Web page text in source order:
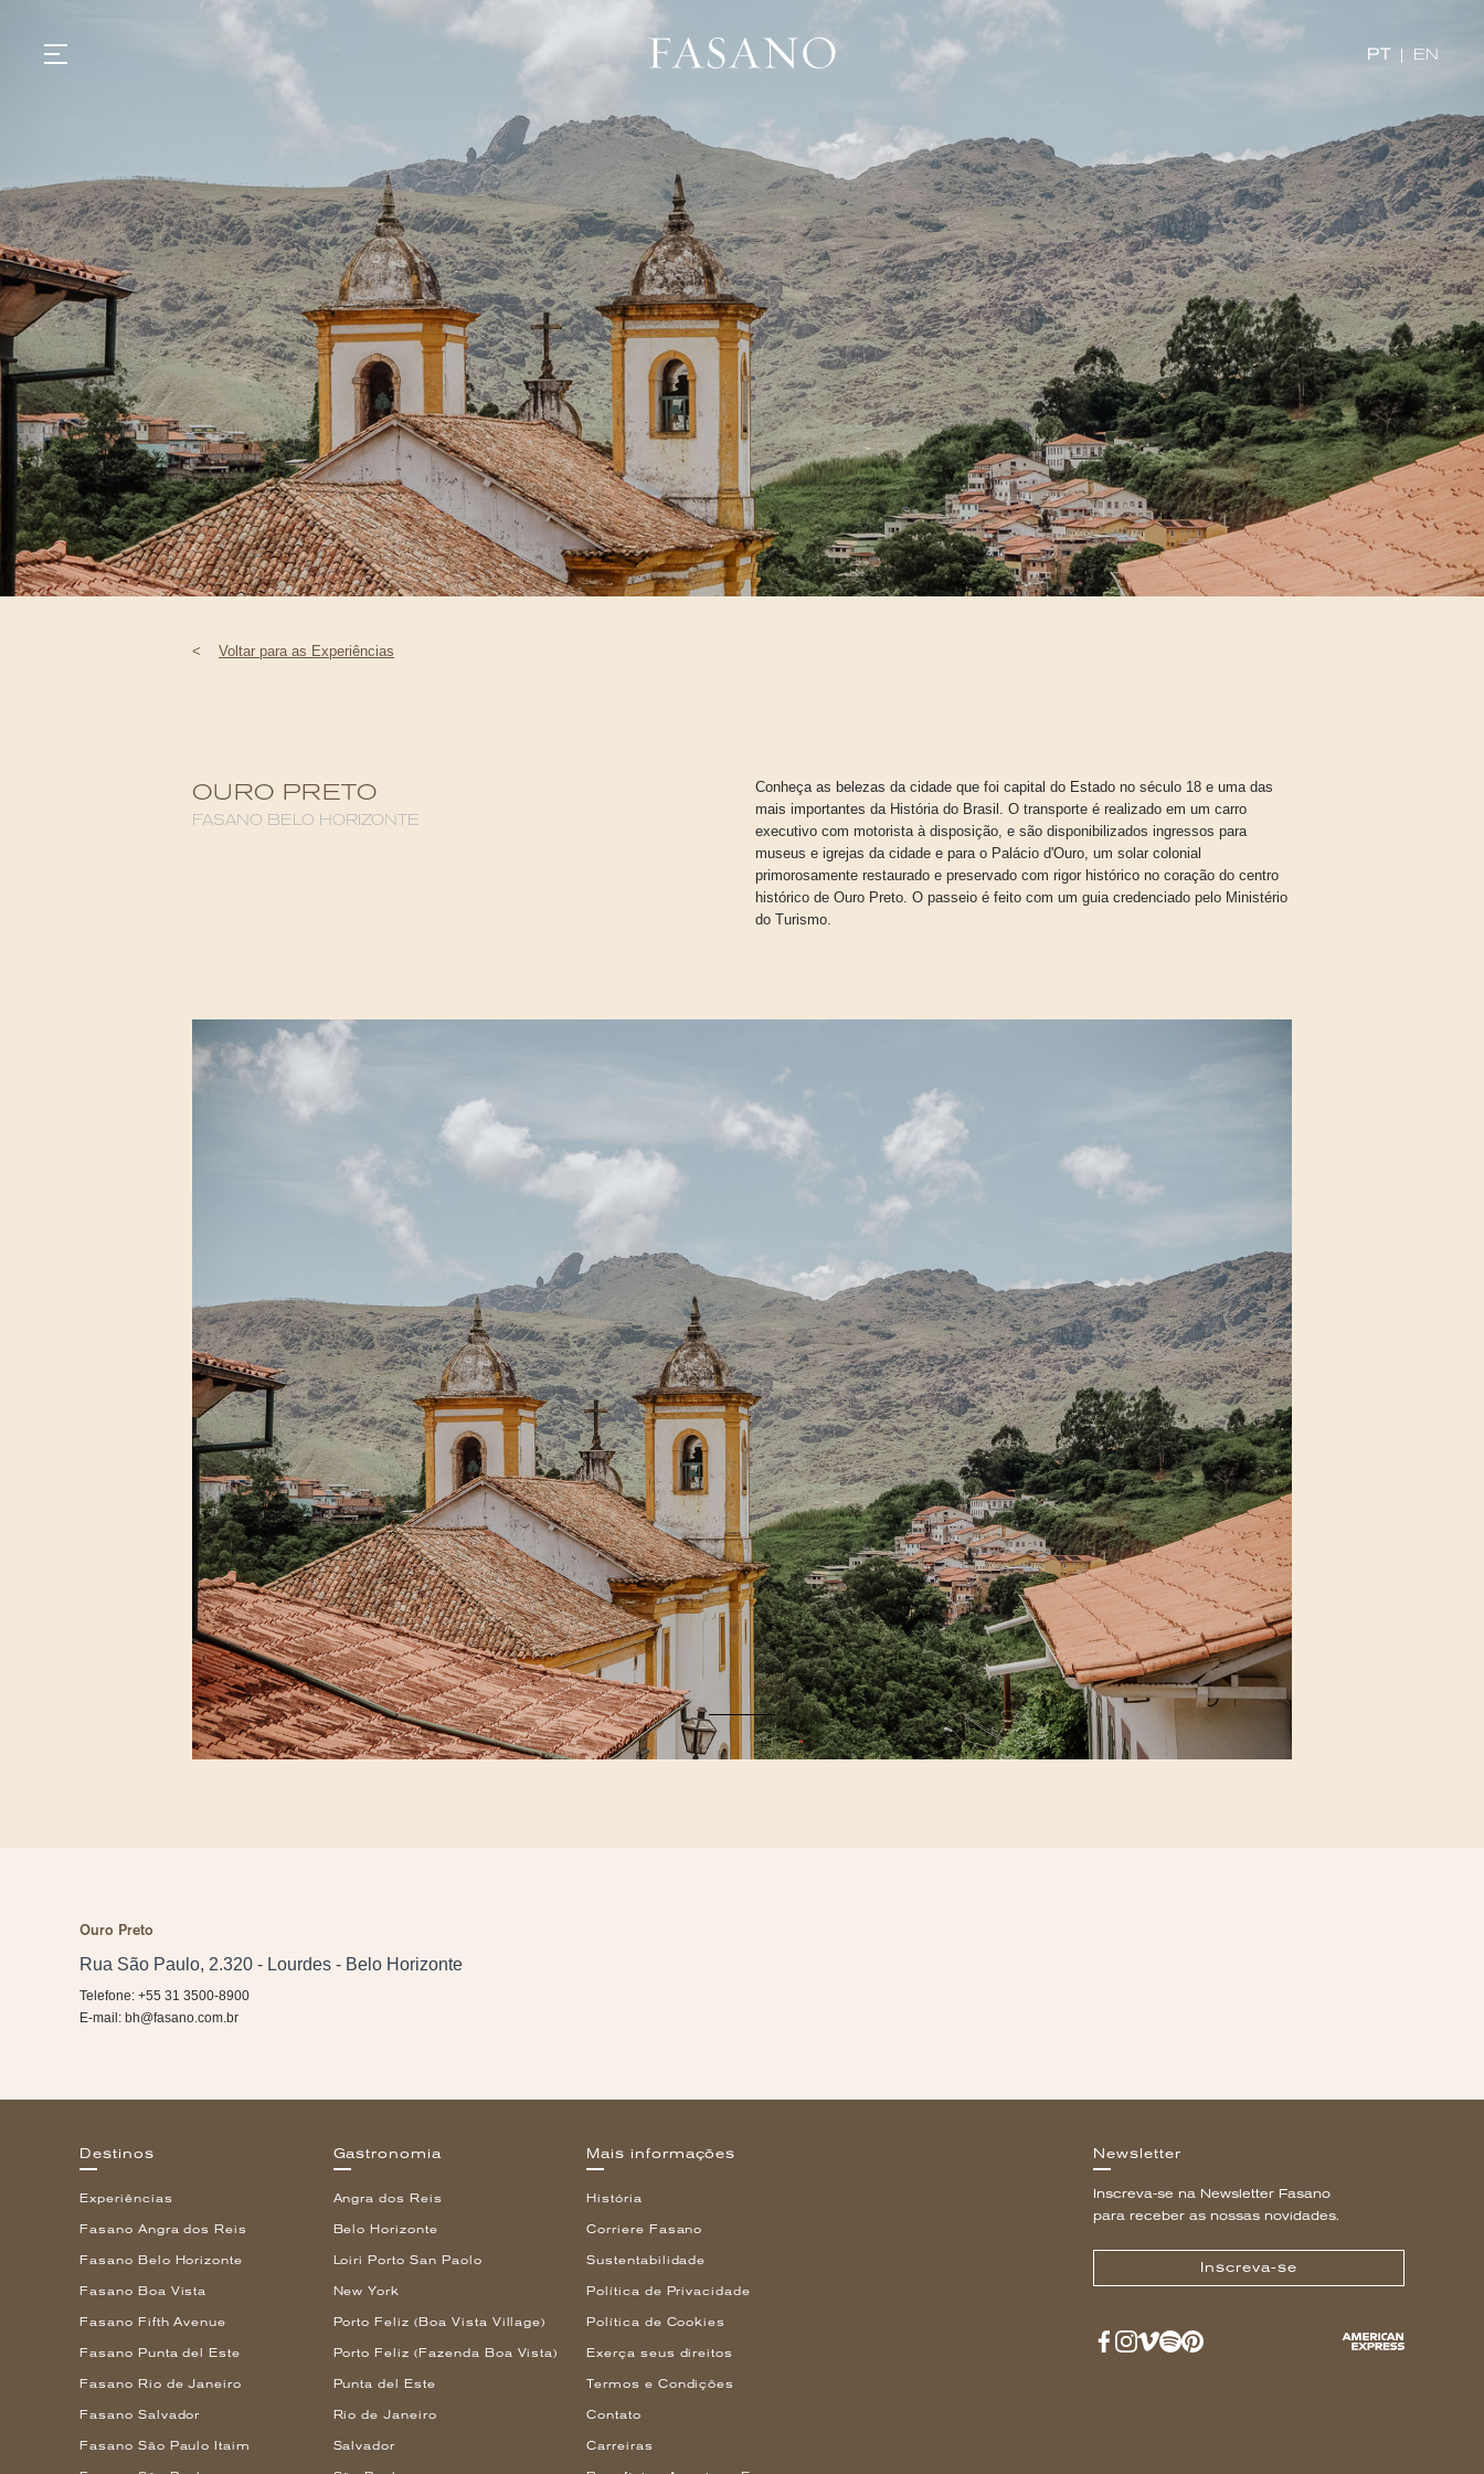
PT EN
GASTRONOMIA
HOTÉIS
EXPERIÊNCIAS
EVENTOS
VILLAS
SHOP | SELEZIONE
DESCUBRA
WHAT'S COOKING
CORRIERE
HISTÓRIA
SUSTENTABILIDADE
CONTATO
< Voltar para as Experiências
OURO PRETO
FASANO BELO HORIZONTE
Conheça as belezas da cidade que foi capital do Estado no século 18 e uma das
mais importantes da História do Brasil. O transporte é realizado em um carro
executivo com motorista à disposição, e são disponibilizados ingressos para
museus e igrejas da cidade e para o Palácio d'Ouro, um solar colonial
primorosamente restaurado e preservado com rigor histórico no coração do centro
histórico de Ouro Preto. O passeio é feito com um guia credenciado pelo Ministério
do Turismo.
Ouro Preto
Rua São Paulo, 2.320 - Lourdes - Belo Horizonte
Telefone: +55 31 3500-8900
E-mail: bh@fasano.com.br
Destinos
Experiências
Fasano Angra dos Reis
Fasano Belo Horizonte
Fasano Boa Vista
Fasano Fifth Avenue
Fasano Punta del Este
Fasano Rio de Janeiro
Fasano Salvador
Fasano São Paulo Itaim
Gastronomia
Angra dos Reis
Belo Horizonte
Loiri Porto San Paolo
New York
Porto Feliz (Boa Vista Village)
Porto Feliz (Fazenda Boa Vista)
Punta del Este
Rio de Janeiro
Salvador
Mais informações
História
Corriere Fasano
Sustentabilidade
Política de Privacidade
Política de Cookies
Exerça seus direitos
Termos e Condições
Contato
Carreiras
Newsletter
Inscreva-se na Newsletter Fasano
para receber as nossas novidades.
Inscreva-se